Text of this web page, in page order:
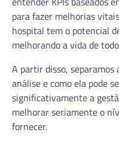
para fazer melhorias
hospital tem o potencial
melhorando a vida de
A partir disso, separamos
análise e como ela pode
significativamente a
melhorar seriamente o
fornecer.